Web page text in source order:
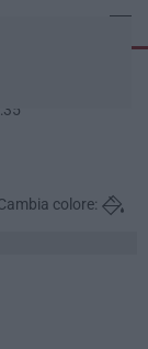
colore: